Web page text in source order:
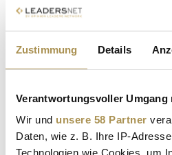
Zustimmung Details
Verantwortungsvoller Umgang
Wir und unsere 58 Partner
Daten, wie z. B. Ihre IP-
Technologien wie Cookies, um
AMIAZ HABTU
GRÜNDER:INNEN
HINTER DEN KULISSEN
Kommentar